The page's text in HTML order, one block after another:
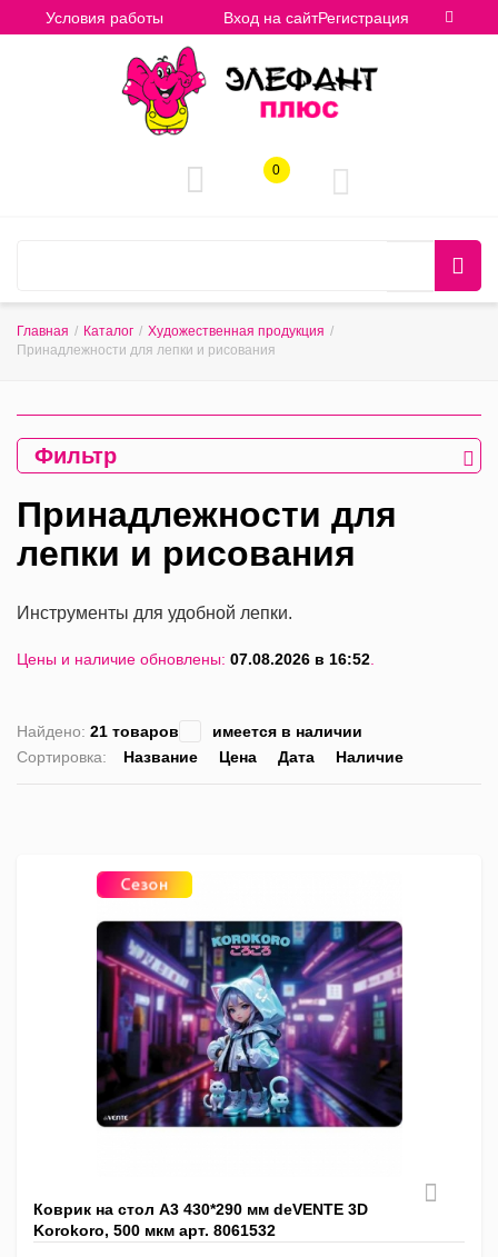
Условия работы Вход на сайтРегистрация
0
Главная / Каталог / Художественная продукция /
Принадлежности для лепки и рисования
Фильтр
Принадлежности для
лепки и рисования
Инструменты для удобной лепки.
Цены и наличие обновлены: 07.08.2026 в 16:52.
Найдено: 21 товаров
имеется в наличии
Сортировка:
Название Цена Дата Наличие
Коврик на стол А3 430*290 мм deVENTE 3D
Korokoro, 500 мкм арт. 8061532